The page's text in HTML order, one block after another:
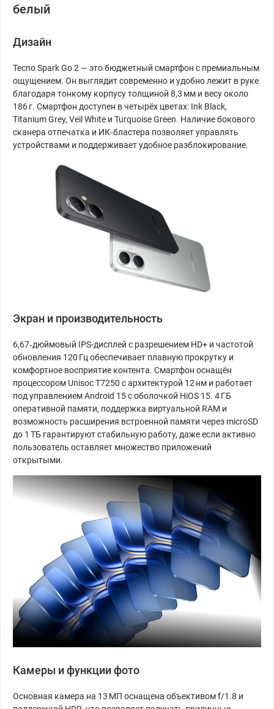
белый
Дизайн
Tecno Spark Go 2 — это бюджетный смартфон с премиальным
ощущением. Он выглядит современно и удобно лежит в руке
благодаря тонкому корпусу толщиной 8,3 мм и весу около
186 г. Смартфон доступен в четырёх цветах: Ink Black,
Titanium Grey, Veil White и Turquoise Green. Наличие бокового
сканера отпечатка и ИК‑бластера позволяет управлять
устройствами и поддерживает удобное разблокирование.
Экран и производительность
6,67‑дюймовый IPS-дисплей с разрешением HD+ и частотой
обновления 120 Гц обеспечивает плавную прокрутку и
комфортное восприятие контента. Смартфон оснащён
процессором Unisoc T7250 с архитектурой 12 нм и работает
под управлением Android 15 с оболочкой HiOS 15. 4 ГБ
оперативной памяти, поддержка виртуальной RAM и
возможность расширения встроенной памяти через microSD
до 1 ТБ гарантируют стабильную работу, даже если активно
пользователь оставляет множество приложений
открытыми.
Камеры и функции фото
Основная камера на 13 МП оснащена объективом f/1.8 и